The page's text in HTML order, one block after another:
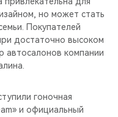
но может стать
Покупателей
достаточно высоком
автосалонов компании
гоночная
и официальный